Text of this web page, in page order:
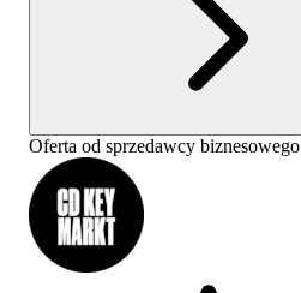
Oferta od sprzedawcy biznesowego